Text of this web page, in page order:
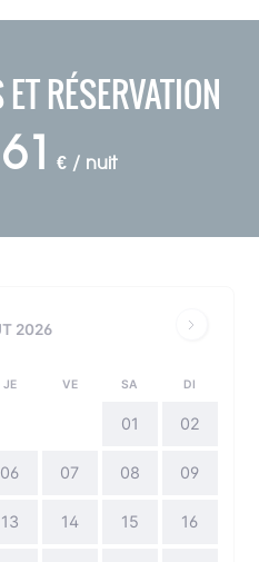
RÉSERVATION
61 € / nuit
2026
JE VE SA DI
01 02
06 07 08 09
13 14 15 16